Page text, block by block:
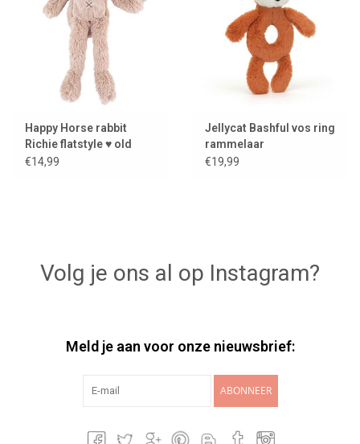
Happy Horse rabbit
Richie flatstyle ♥ old
pink
€14,99
Jellycat Bashful vos ring
rammelaar
€19,99
Volg je ons al op Instagram?
Meld je aan voor onze nieuwsbrief:
ABONNEER